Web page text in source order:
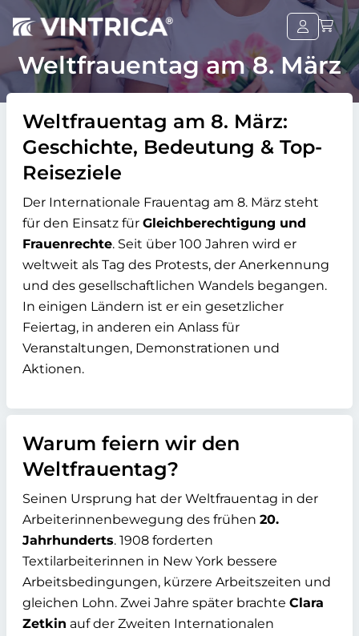
Weltfrauentag am 8. März
Weltfrauentag am 8. März:
Geschichte, Bedeutung & Top-
Reiseziele
Der Internationale Frauentag am 8. März steht
für den Einsatz für Gleichberechtigung und
Frauenrechte. Seit über 100 Jahren wird er
weltweit als Tag des Protests, der Anerkennung
und des gesellschaftlichen Wandels begangen.
In einigen Ländern ist er ein gesetzlicher
Feiertag, in anderen ein Anlass für
Veranstaltungen, Demonstrationen und
Aktionen.
Warum feiern wir den
Weltfrauentag?
Seinen Ursprung hat der Weltfrauentag in der
Arbeiterinnenbewegung des frühen 20.
Jahrhunderts. 1908 forderten
Textilarbeiterinnen in New York bessere
Arbeitsbedingungen, kürzere Arbeitszeiten und
gleichen Lohn. Zwei Jahre später brachte Clara
Zetkin auf der Zweiten Internationalen